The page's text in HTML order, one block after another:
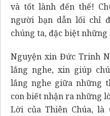
và tốt lành đến thế!
người bạn dẫn lối chỉ
chúng ta, đặc biệt
Nguyện xin Đức Trinh
lắng nghe, xin giúp
lắng nghe giữa những
con biết nhận ra những
Lời của Thiên Chúa, là